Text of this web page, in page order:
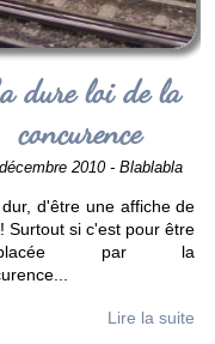
dure loi de la
concurence
2010 - Blablabla
dur, d'être une affiche de
Surtout si c'est pour être
par la
...
Lire la suite